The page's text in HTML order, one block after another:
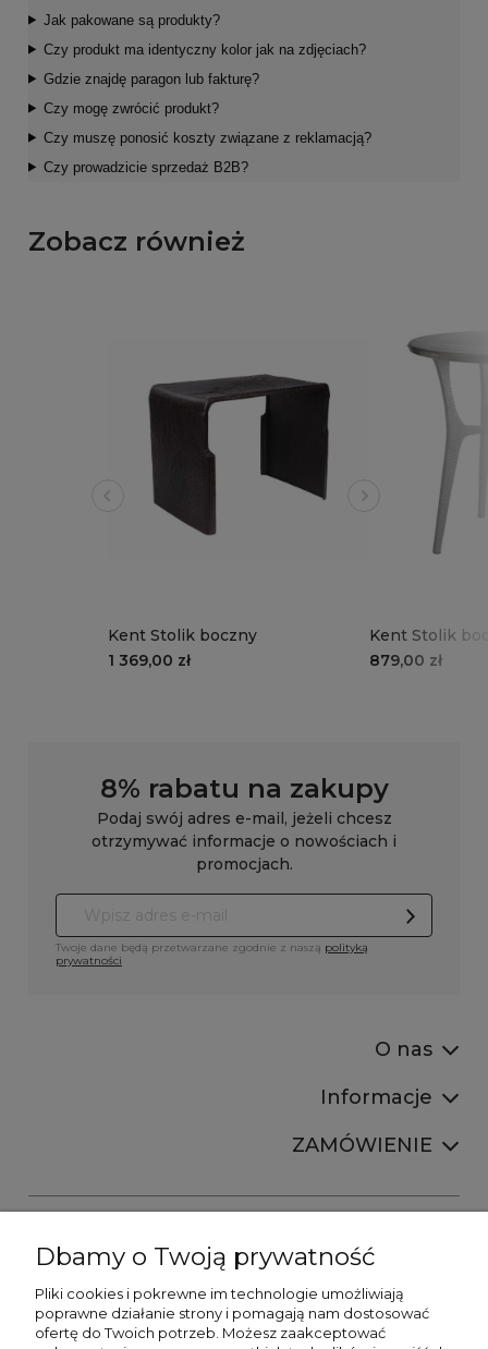
Jak pakowane są produkty?
Czy produkt ma identyczny kolor jak na zdjęciach?
Gdzie znajdę paragon lub fakturę?
Czy mogę zwrócić produkt?
Czy muszę ponosić koszty związane z reklamacją?
Czy prowadzicie sprzedaż B2B?
Zobacz również
Kent Stolik boczny
1 369,00 zł
Kent Stolik
blatem
879,00 zł
8% rabatu na zakupy
Podaj swój adres e-mail, jeżeli chcesz
otrzymywać informacje o nowościach i
promocjach.
Twoje dane będą przetwarzane zgodnie z naszą polityką
prywatności
O nas
Informacje
ZAMÓWIENIE
+48606673390
sprzedaz@belldecohome.pl
Dbamy o Twoją prywatność
Pliki cookies i pokrewne im technologie umożliwiają
poprawne działanie strony i pomagają nam dostosować
ofertę do Twoich potrzeb. Możesz zaakceptować